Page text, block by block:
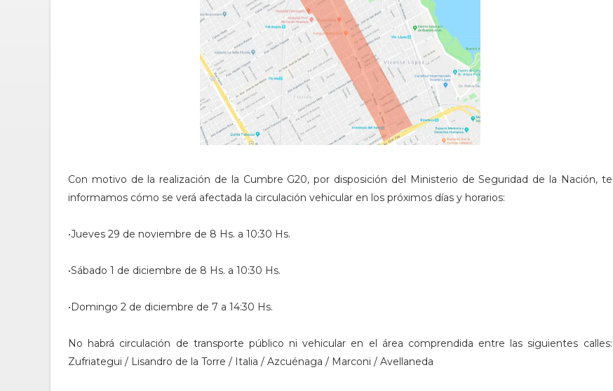
Con motivo de la realización de la Cumbre G20, por disposición del Ministerio de Seguridad de la Nación, te
informamos cómo se verá afectada la circulación vehicular en los próximos días y horarios:
•Jueves 29 de noviembre de 8 Hs. a 10:30 Hs.
•Sábado 1 de diciembre de 8 Hs. a 10:30 Hs.
•Domingo 2 de diciembre de 7 a 14:30 Hs.
No habrá circulación de transporte público ni vehicular en el área comprendida entre las siguientes calles:
Zufriategui / Lisandro de la Torre / Italia / Azcuénaga / Marconi / Avellaneda